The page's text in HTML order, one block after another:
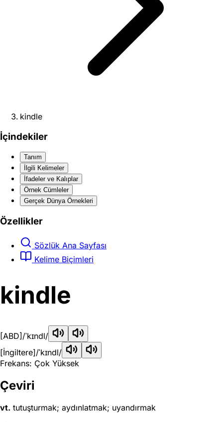
kindle
İçindekiler
Tanım
İlgili Kelimeler
İfadeler ve Kalıplar
Örnek Cümleler
Gerçek Dünya Örnekleri
Özellikler
Sözlük Ana Sayfası
Kelime Biçimleri
kindle
[ABD] /ˈkɪndl/
[İngiltere]/ˈkɪndl/
Frekans: Çok Yüksek
Çeviri
vt. tutuşturmak; aydınlatmak; uyandırmak